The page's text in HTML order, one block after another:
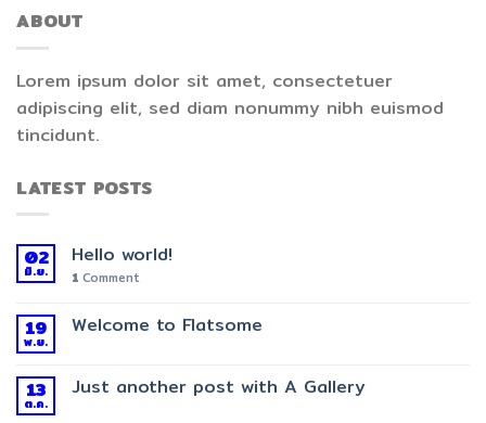
ABOUT
Lorem ipsum dolor sit amet, consectetuer
adipiscing elit, sed diam nonummy nibh euismod
tincidunt.
LATEST POSTS
02
มิ.ย.
Hello world!
1 Comment
19
พ.ย.
Welcome to Flatsome
13
ต.ค.
Just another post with A Gallery